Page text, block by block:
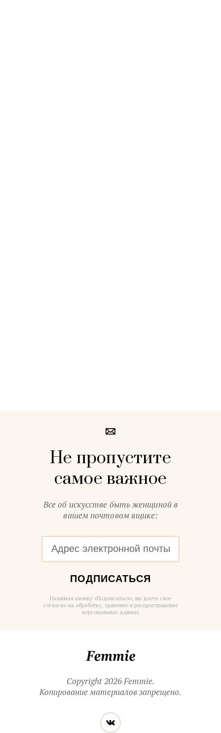
Не пропустите
самое важное
Все об искусстве быть женщиной в
вашем почтовом ящике:
ПОДПИСАТЬСЯ
Нажимая кнопку «Подписаться», вы даете свое
согласие на обработку, хранение и распространение
персональных данных
Copyright 2026 Femmie.
Копирование материалов запрещено.
Читайте
нас